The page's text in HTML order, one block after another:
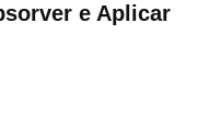
e Aplicar